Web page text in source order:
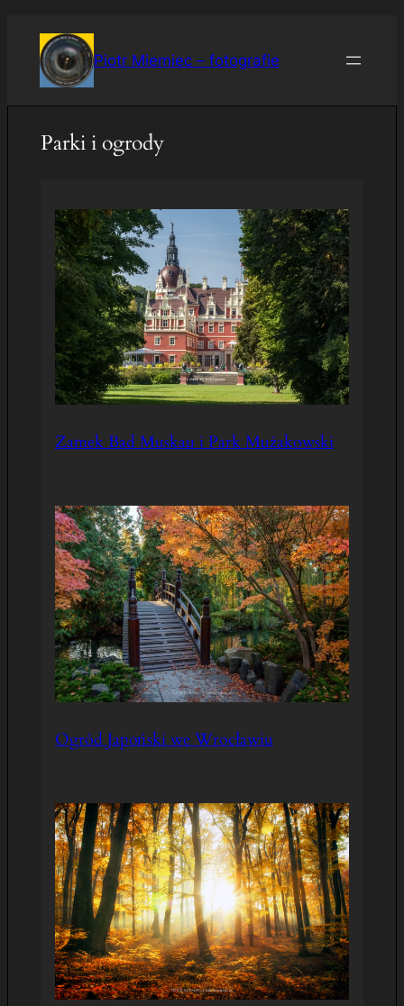
treści
Piotr Miemiec – fotografie
Parki i ogrody
Zamek Bad Muskau i Park Mużakowski
Ogród Japoński we Wrocławiu